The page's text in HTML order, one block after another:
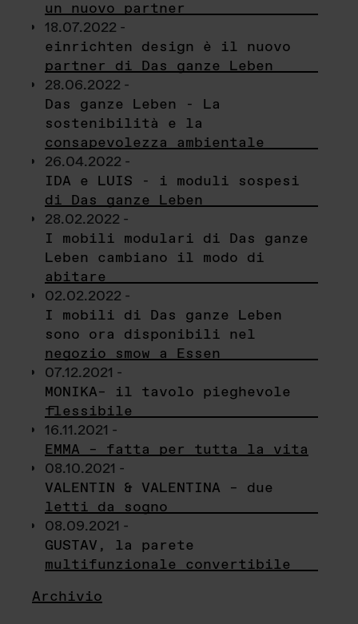
un nuovo partner
18.07.2022 -
einrichten design è il nuovo
partner di Das ganze Leben
28.06.2022 -
Das ganze Leben - La
sostenibilità e la
consapevolezza ambientale
26.04.2022 -
IDA e LUIS - i moduli sospesi
di Das ganze Leben
28.02.2022 -
I mobili modulari di Das ganze
Leben cambiano il modo di
abitare
02.02.2022 -
I mobili di Das ganze Leben
sono ora disponibili nel
negozio smow a Essen
07.12.2021 -
MONIKA– il tavolo pieghevole
flessibile
16.11.2021 -
EMMA – fatta per tutta la vita
08.10.2021 -
VALENTIN & VALENTINA – due
letti da sogno
08.09.2021 -
GUSTAV, la parete
multifunzionale convertibile
Archivio